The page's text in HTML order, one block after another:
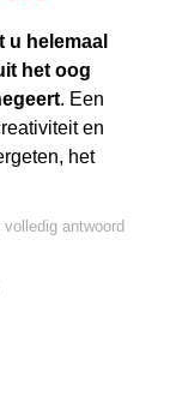
u helemaal
het oog
. Een
en
het
volledig antwoord